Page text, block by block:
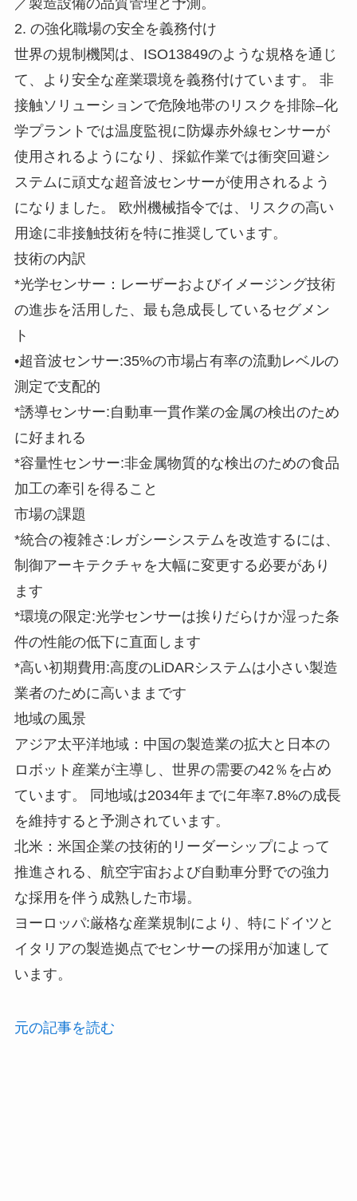
2. の強化職場の安全を義務付け
世界の規制機関は、ISO13849のような規格を通じ
て、より安全な産業環境を義務付けています。 非
接触ソリューションで危険地帯のリスクを排除–化
学プラントでは温度監視に防爆赤外線センサーが
使用されるようになり、採鉱作業では衝突回避シ
ステムに頑丈な超音波センサーが使用されるよう
になりました。 欧州機械指令では、リスクの高い
用途に非接触技術を特に推奨しています。
技術の内訳
*光学センサー：レーザーおよびイメージング技術
の進歩を活用した、最も急成長しているセグメン
ト
•超音波センサー:35%の市場占有率の流動レベルの
測定で支配的
*誘導センサー:自動車一貫作業の金属の検出のため
に好まれる
*容量性センサー:非金属物質的な検出のための食品
加工の牽引を得ること
市場の課題
*統合の複雑さ:レガシーシステムを改造するには、
制御アーキテクチャを大幅に変更する必要があり
ます
*環境の限定:光学センサーは挨りだらけか湿った条
件の性能の低下に直面します
*高い初期費用:高度のLiDARシステムは小さい製造
業者のために高いままです
地域の風景
アジア太平洋地域：中国の製造業の拡大と日本の
ロボット産業が主導し、世界の需要の42％を占め
ています。 同地域は2034年までに年率7.8%の成長
を維持すると予測されています。
北米：米国企業の技術的リーダーシップによって
推進される、航空宇宙および自動車分野での強力
な採用を伴う成熟した市場。
ヨーロッパ:厳格な産業規制により、特にドイツと
イタリアの製造拠点でセンサーの採用が加速して
います。
元の記事を読む